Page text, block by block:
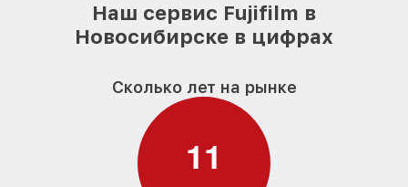
Наш сервис Fujifilm в
Новосибирске в цифрах
Сколько лет на рынке
11